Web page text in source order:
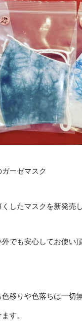
ーゼマスク
したマスクを新発売
でも安心してお使い
移りや色落ちは一切
す。